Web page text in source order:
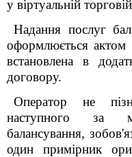
у віртуальній
Надання послуг
оформлюється актом
встановлена в
договору.
Оператор не
наступного за
балансування,
один примірник